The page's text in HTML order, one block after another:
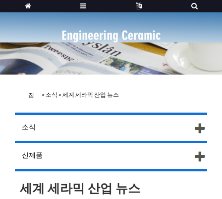
집 > 소식 >세계 세라믹 산업 뉴스
소식
신제품
세계 세라믹 산업 뉴스